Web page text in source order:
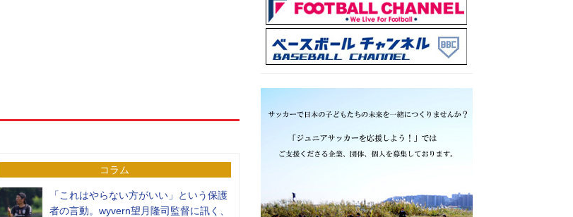
コラム
「これはやらない方がいい」という保護
者の言動。wyvern望月隆司監督に訊く、